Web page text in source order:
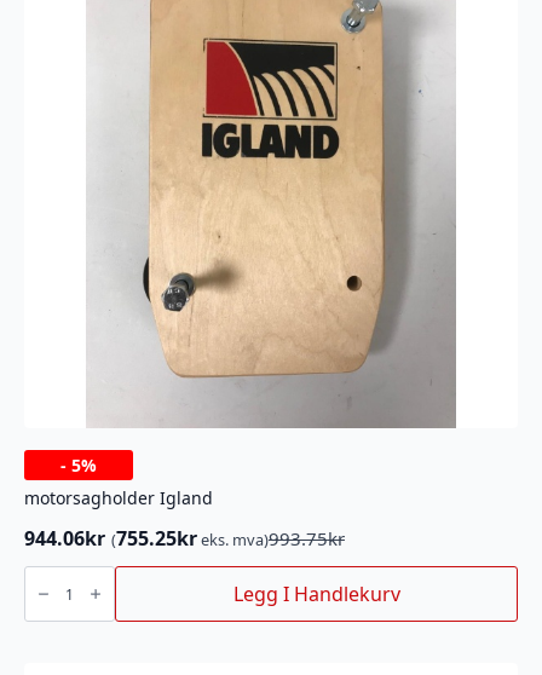
- 5%
motorsagholder Igland
993.75kr
Opprinnelig
pris
var:
993.75kr.
944.06kr
Nåværende
pris
er:
944.06kr.
(755.25kreks. mva)
motorsagholder
antall Legg I Handlekurv